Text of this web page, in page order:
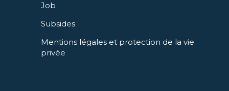
Job
Subsides
Mentions légales et protection de la vie
privée